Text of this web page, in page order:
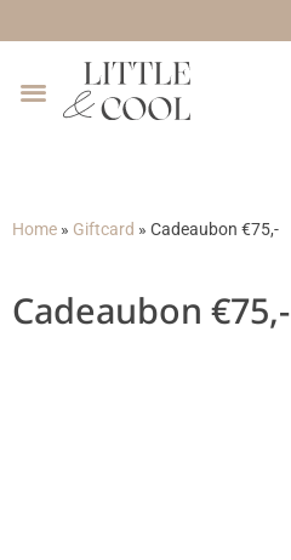
Home » Giftcard » Cadeaubon €75,-
Cadeaubon €75,-